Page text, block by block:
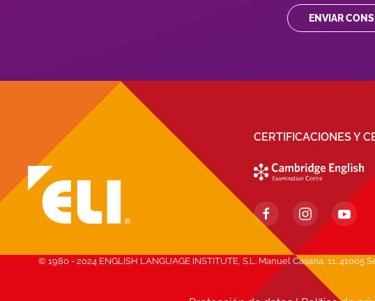
ENVIAR
CERTIFICACIONES Y
© 1980 - 2024 ENGLISH LANGUAGE INSTITUTE, S.L. Manuel Casana, 11.